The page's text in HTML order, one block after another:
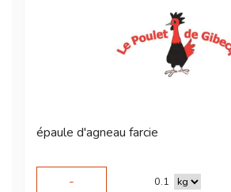
épaule d'agneau farcie
-
0.1